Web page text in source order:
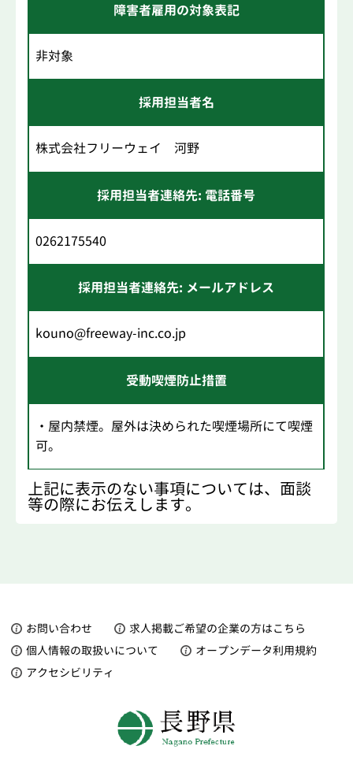
障害者雇用の対象表記
非対象
採用担当者名
株式会社フリーウェイ 河野
採用担当者連絡先: 電話番号
0262175540
採用担当者連絡先: メールアドレス
kouno@freeway-inc.co.jp
受動喫煙防止措置
・屋内禁煙。屋外は決められた喫煙場所にて喫煙
可。
上記に表示のない事項については、面談
等の際にお伝えします。
お問い合わせ
求人掲載ご希望の企業の方はこちら
個人情報の取扱いについて
オープンデータ利用規約
アクセシビリティ